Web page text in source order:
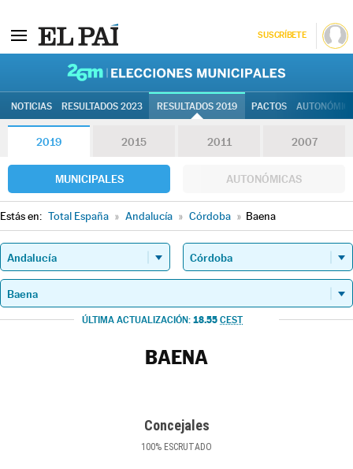
SUSCRÍBETE
NOTICIAS RESULTADOS 2023 RESULTADOS 2019 PACTOS
2019 2015 2011 2007
MUNICIPALES AUTONÓMICAS
Estás en: Total España » Andalucía » Córdoba » Baena
ÚLTIMA ACTUALIZACIÓN: 18.55 CEST
BAENA
Concejales
100% ESCRUTADO